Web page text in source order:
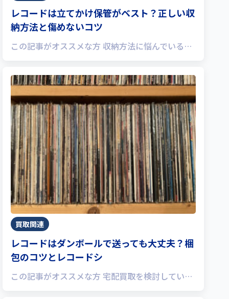
レコードは立てかけ保管がベスト？正しい収
納方法と傷めないコツ
この記事がオススメな方 収納方法に悩んでいる…
買取関連
レコードはダンボールで送っても大丈夫？梱
包のコツとレコードシ
この記事がオススメな方 宅配買取を検討してい…